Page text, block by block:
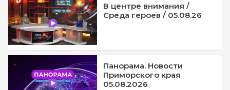
В центре внимания /
Среда героев / 05.08.26
Панорама. Новости
Приморского края
05.08.2026